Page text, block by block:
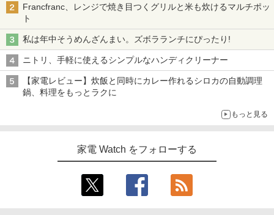
Francfranc、レンジで焼き目つくグリルと米も炊けるマルチポッ
ト
私は年中そうめんざんまい。ズボラランチにぴったり!
ニトリ、手軽に使えるシンプルなハンディクリーナー
【家電レビュー】炊飯と同時にカレー作れるシロカの自動調理
鍋、料理をもっとラクに
もっと見る
家電 Watch をフォローする